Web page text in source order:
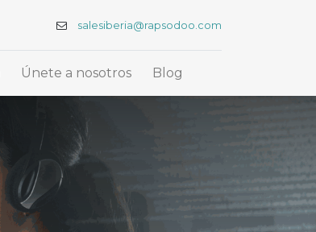
salesiberia@rapsodoo.com
Únete a nosotros Blog